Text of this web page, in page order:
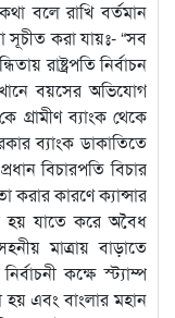
বলে রাখি বর্তমান
সূচীত করা যায়ঃ- “সব
রাষ্ট্রপতি নির্বাচন
বয়সের অভিযোগ
গ্রামীণ ব্যাংক থেকে
ব্যাংক ডাকাতিতে
বিচারপতি বিচার
কারণে ক্যান্সার
হয় যাতে করে অবৈধ
মাত্রায় বাড়াতে
কক্ষে স্ট্যাম্প
হয় এবং বাংলার মহান